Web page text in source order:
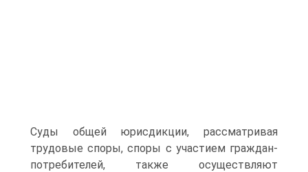
Суды общей юрисдикции, рассматривая
трудовые споры, споры с участием граждан-
потребителей, также осуществляют